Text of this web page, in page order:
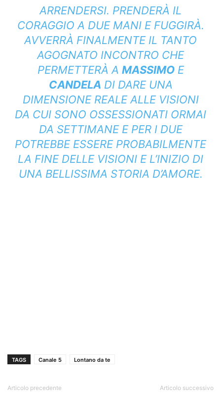
ARRENDERSI. PRENDERÀ IL
CORAGGIO A DUE MANI E FUGGIRÀ.
AVVERRÀ FINALMENTE IL TANTO
AGOGNATO INCONTRO CHE
PERMETTERÀ A MASSIMOE
CANDELA DI DARE UNA
DIMENSIONE REALE ALLE VISIONI
DA CUI SONO OSSESSIONATI ORMAI
DA SETTIMANE E PER I DUE
POTREBBE ESSERE PROBABILMENTE
LA FINE DELLE VISIONI E L’INIZIO DI
UNA BELLISSIMA STORIA D’AMORE.
TAGS Canale 5 Lontano da te
Articolo precedente Articolo successivo